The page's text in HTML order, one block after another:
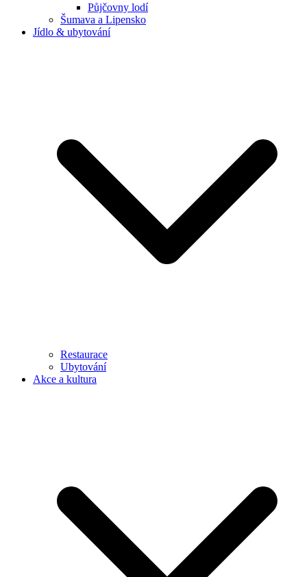
Půjčovny lodí
Šumava a Lipensko
Jídlo & ubytování
Restaurace
Ubytování
Akce a kultura